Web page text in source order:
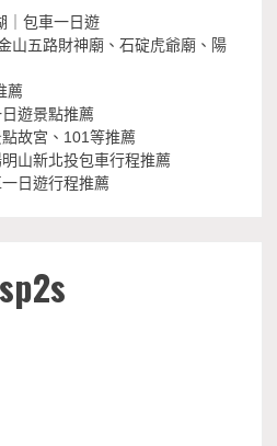
｜包車一日遊
山五路財神廟、石碇虎爺廟、陽
薦
遊景點推薦
故宮、101等推薦
山新北投包車行程推薦
日遊行程推薦